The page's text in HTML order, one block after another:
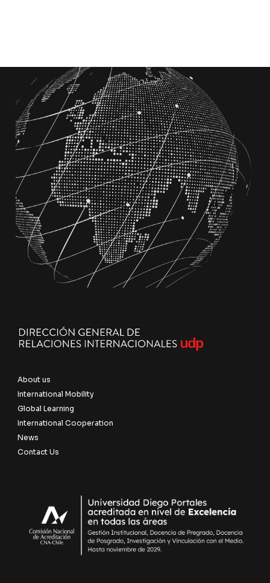
About us
International Mobility
Global Learning
International Cooperation
News
Contact Us